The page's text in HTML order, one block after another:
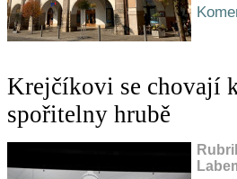
Krejčíkovi se chovají
spořitelny hrubě